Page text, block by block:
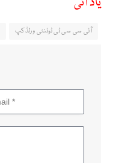
آئی سی سی ٹی ٹوئنٹی ورلڈکپ